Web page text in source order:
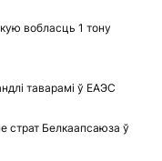
вобласць 1 тону
таварамі ў ЕАЭС
страт Белкаапсаюза ў